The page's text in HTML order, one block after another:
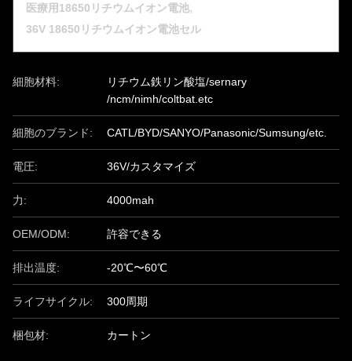
医療用18650リチウムイオン電池,
36V 18650リチウムイオン電池セル
細胞材料:
リチウム鉄リン酸塩/sernary
/ncm/nimh/coltbat.etc
細胞のブランド: CATL/BYD/SANYO/Panasonic/Sumsung/etc.
電圧: 36V/カスタマイズ
力: 4000mah
OEM/ODM: 許容できる
排出温度: -20℃〜60℃
ライフサイクル: 300周期
梱包材: カートン